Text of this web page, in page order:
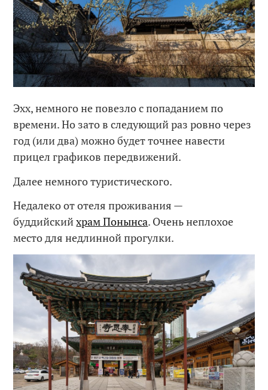
Эхх, немного не повезло с попаданием по
времени. Но зато в следующий раз ровно через
год (или два) можно будет точнее навести
прицел графиков передвижений.
Далее немного туристического.
Недалеко от отеля проживания —
буддийскийхрам Понынса. Очень неплохое
место для недлинной прогулки.